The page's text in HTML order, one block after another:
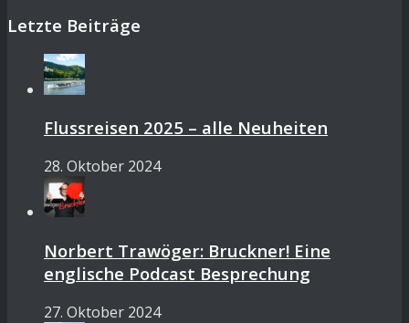
Letzte Beiträge
Flussreisen 2025 – alle Neuheiten
28. Oktober 2024
Norbert Trawöger: Bruckner! Eine
englische Podcast Besprechung
27. Oktober 2024